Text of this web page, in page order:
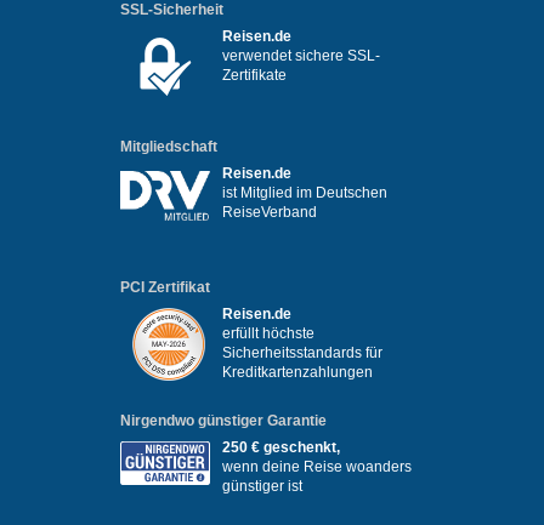
SSL-Sicherheit
Reisen.de
verwendet sichere SSL-
Zertifikate
Mitgliedschaft
Reisen.de
ist Mitglied im Deutschen
ReiseVerband
PCI Zertifikat
Reisen.de
erfüllt höchste
Sicherheitsstandards für
Kreditkartenzahlungen
Nirgendwo günstiger Garantie
250 € geschenkt,
wenn deine Reise woanders
günstiger ist